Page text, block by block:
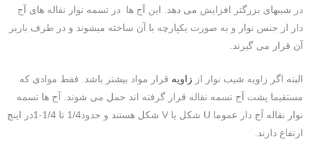
در شیبهای بزرگتر افزایش می دهد. این آج ها در تسمه نوار نقاله های آج
دار از جنس نوار و به صورت یکپارچه با آن ساخته میشوند و در طرف باربر
آن قرار می گیرند.
البته اگر زاویه شیب نوار از زاویه قرار مواد بیشتر باشد. فقط موادی که
مستقیما پشت آج تسمه نقاله قرار گرفته اند حمل می شوند. آج ها تسمه
نوار نقاله آج دار عموما U شکل یا V شکل هستند و حدود1/4 تا 1/4-1در اینچ
ارتفاع دارند.